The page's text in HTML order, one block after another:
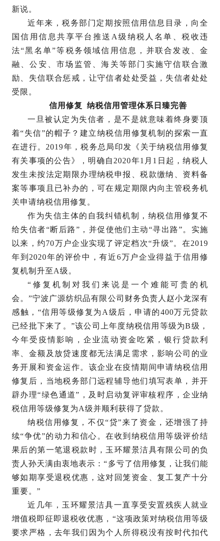
新说。
近年来，税务部门定期按照信用信息目录，向全
国信用信息共享平台推送A级纳税人名单、税收违
法“黑名单”等税务领域信用信息，并联合发改、金
融、公安、市场监管、海关等部门实施守信联合激
励、失信联合惩戒，让守信者处处受益，失信者处处
受限。
信用修复 纳税信用管理体系日臻完善
一旦被认定为失信者，是不是就意味着终身要顶
着“失信”的帽子？建立纳税信用修复机制的探索一直
在进行。2019年，税务总局印发《关于纳税信用修复
有关事项的公告》，明确自2020年1月1日起，纳税人
发生未按法定期限办理纳税申报、税款缴纳、资料备
案等事项且已补办的，可在规定期限内向主管税务机
关申请纳税信用修复。
作为失信主体的自我纠错机制，纳税信用修复不
给失信者“断后路”，并促使他们主动“寻出路”。实施
以来，约70万户企业实现了评定档次“升级”。在2019
年到2020年的评价中，有近6万户企业得益于信用修
复机制升至A级。
“修复机制对我们来说是一个难能可贵的机
会。”宁波广源纺织品有限公司财务负责人赵小龙深有
感触，“信用等级修复为A级后，申请的400万元贷款
已经批下来了。”该公司上年度纳税信用等级为B级，
今年受疫情影响，企业流动资金吃紧，银行贷款利
率、金额及放贷速度都无法满足需求，影响公司的业
务开展和资金运作。该企业在疫情期间申请纳税信用
修复后，当地税务部门远程辅导他们填写表单，并开
辟办理“绿色通道”，及时启动复评审核程序，企业纳
税信用等级修复为A级并顺利获得了贷款。
纳税信用修复，不仅“贷”来了资金，还增强了持
续“争优”的动力和信心。在收到纳税信用等级评价结
果后的第一笔退税款时，玉环耀景洁具有限公司的负
责人孙天满由衷地表示：“多亏了信用修复，让我们能
够如期享受退税优惠，这对回笼资金、复工复产十分
重要。”
近几年，玉环耀景洁具一直享受安置残疾人就业
增值税即征即退税收优惠，“这项政策对纳税信用等级
要求严格，去年我们因为个人所得税没有按时代扣代